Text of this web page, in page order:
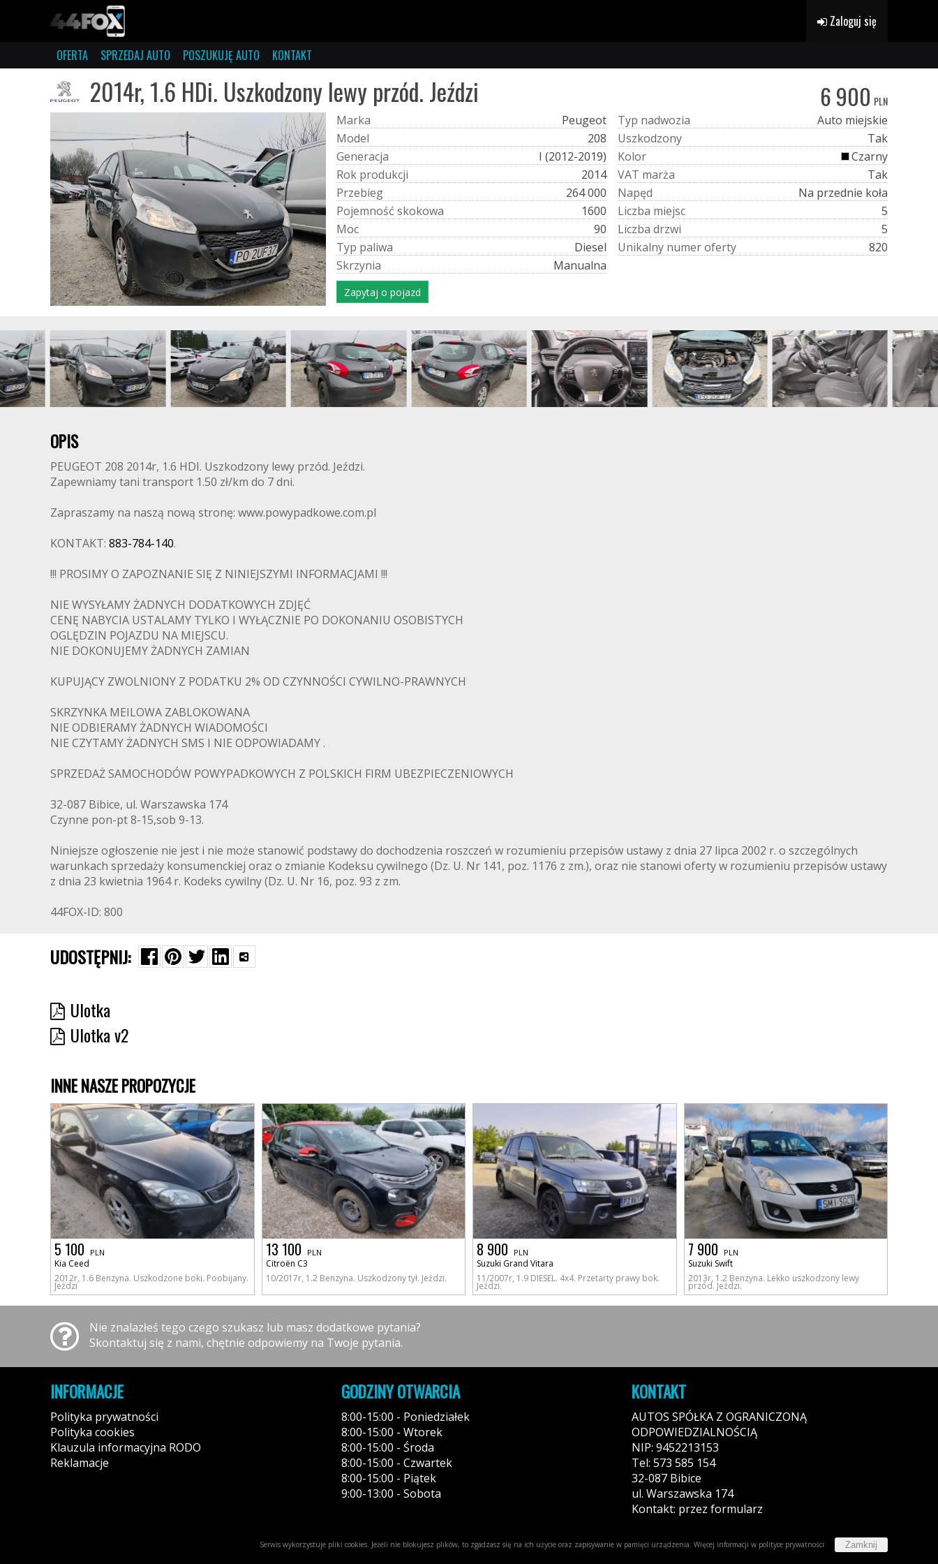
Zaloguj się
OFERTA SPRZEDAJ AUTO POSZUKUJĘ AUTO KONTAKT
2014r, 1.6 HDi. Uszkodzony lewy przód. Jeździ 6 900 PLN
Marka
Peugeot
Model
208
Generacja
I (2012-2019)
Rok produkcji
2014
Przebieg
264 000
Pojemność skokowa
1600
Moc
90
Typ paliwa
Diesel
Skrzynia Manualna
Typ nadwozia
Auto miejskie
Uszkodzony
Tak
Kolor
Czarny
VAT marża
Tak
Napęd
Na przednie koła
Liczba miejsc
5
Liczba drzwi
5
Unikalny numeroferty 820
Zapytaj o pojazd
OPIS
PEUGEOT 208 2014r, 1.6 HDI. Uszkodzony lewy przód. Jeździ.
Zapewniamy tani transport 1.50 zł/km do 7 dni.
Zapraszamy na naszą nową stronę: www.powypadkowe.com.pl
KONTAKT: 883-784-140.
!!! PROSIMY O ZAPOZNANIE SIĘ Z NINIEJSZYMI INFORMACJAMI !!!
NIE WYSYŁAMY ŻADNYCH DODATKOWYCH ZDJĘĆ
CENĘ NABYCIA USTALAMY TYLKO I WYŁĄCZNIE PO DOKONANIU OSOBISTYCH
OGLĘDZIN POJAZDU NA MIEJSCU.
NIE DOKONUJEMY ŻADNYCH ZAMIAN
KUPUJĄCY ZWOLNIONY Z PODATKU 2% OD CZYNNOŚCI CYWILNO-PRAWNYCH
SKRZYNKA MEILOWA ZABLOKOWANA
NIE ODBIERAMY ŻADNYCH WIADOMOŚCI
NIE CZYTAMY ŻADNYCH SMS I NIE ODPOWIADAMY .
SPRZEDAŻ SAMOCHODÓW POWYPADKOWYCH Z POLSKICH FIRM UBEZPIECZENIOWYCH
32-087 Bibice, ul. Warszawska 174
Czynne pon-pt 8-15,sob 9-13.
Niniejsze ogłoszenie nie jest i nie może stanowić podstawy do dochodzenia roszczeń w rozumieniu przepisów ustawy z dnia 27 lipca 2002 r. o szczególnych
warunkach sprzedaży konsumenckiej oraz o zmianie Kodeksu cywilnego (Dz. U. Nr 141, poz. 1176 z zm.), oraz nie stanowi oferty w rozumieniu przepisów ustawy
z dnia 23 kwietnia 1964 r. Kodeks cywilny (Dz. U. Nr 16, poz. 93 z zm.
44FOX-ID: 800
UDOSTĘPNIJ:
Ulotka
Ulotka v2
INNE NASZE PROPOZYCJE
5 100 PLN
Kia Ceed
2012r, 1.6 Benzyna. Uszkodzone boki. Poobijany.
Jeździ
13 100 PLN
Citroën C3
10/2017r, 1.2 Benzyna. Uszkodzony tył. Jeździ.
8 900 PLN
Suzuki Grand Vitara
11/2007r, 1.9 DIESEL. 4x4. Przetarty prawy bok.
Jeździ.
7 900 PLN
Suzuki Swift
2013r, 1.2 Benzyna. Lekko uszkodzony lewy
przód. Jeździ.
Nie znalazłeś tego czego szukasz lub masz dodatkowe pytania?
Skontaktuj się z nami, chętnie odpowiemy na Twoje pytania.
INFORMACJE
Polityka prywatności
Polityka cookies
Klauzula informacyjna RODO
Reklamacje
GODZINY OTWARCIA
8:00-15:00 - Poniedziałek
8:00-15:00 - Wtorek
8:00-15:00 - Środa
8:00-15:00 - Czwartek
8:00-15:00 - Piątek
9:00-13:00 - Sobota
KONTAKT
AUTOS SPÓŁKA Z OGRANICZONĄ
ODPOWIEDZIALNOŚCIĄ
NIP: 9452213153
Tel: 573 585 154
32-087 Bibice
ul. Warszawska 174
Kontakt: przez formularz
Serwis wykorzystuje pliki cookies. Jeżeli nie blokujesz plików, to zgadzasz się na ich użycie oraz zapisywanie w pamięci urządzenia. Więcej informacji w polityce prywatności Zamknij
POWYPADKOWE.COM.PL